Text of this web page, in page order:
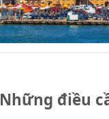
Những điều